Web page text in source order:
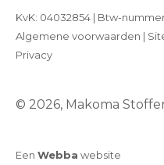
© 2026, Makoma
KvK: 04032854 | Btw-
Algemene voorwaarden |
Privacy
Een Webba website